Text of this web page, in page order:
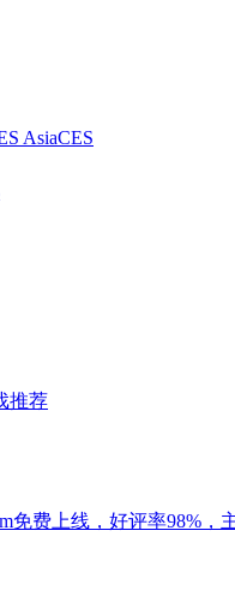
AsiaCES
推荐
免费上线，好评率98%，